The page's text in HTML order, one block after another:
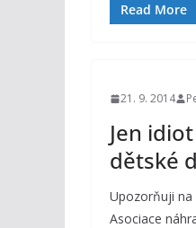
Read More
21. 9. 2014
Jen
dětské
Upozorňuji
Asociace